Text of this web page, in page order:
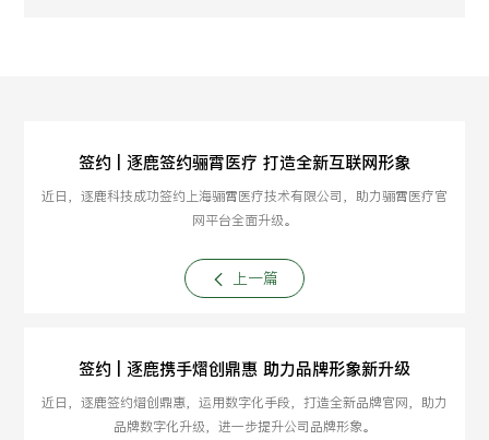
签约 | 逐鹿签约骊霄医疗 打造全新互联网形象
近日，逐鹿科技成功签约上海骊霄医疗技术有限公司，助力骊霄医疗官
网平台全面升级。
上一篇
签约 | 逐鹿携手熠创鼎惠 助力品牌形象新升级
近日，逐鹿签约熠创鼎惠，运用数字化手段，打造全新品牌官网，助力
品牌数字化升级，进一步提升公司品牌形象。